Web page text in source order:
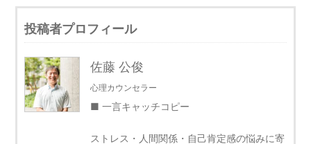
投稿者プロフィール
佐藤 公俊
心理カウンセラー
■ 一言キャッチコピー
ストレス・人間関係・自己肯定感の悩みに寄